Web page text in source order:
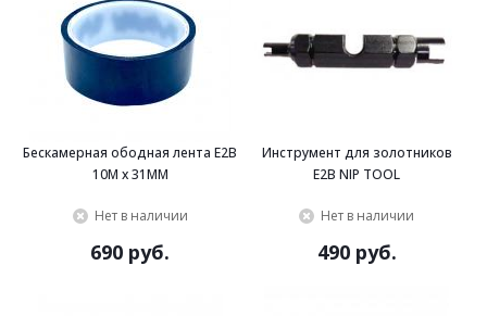
Бескамерная ободная лента E2B
10M x 31MM
Нет в наличии
690 руб.
Инструмент для золотников
E2B NIP TOOL
Нет в наличии
490 руб.